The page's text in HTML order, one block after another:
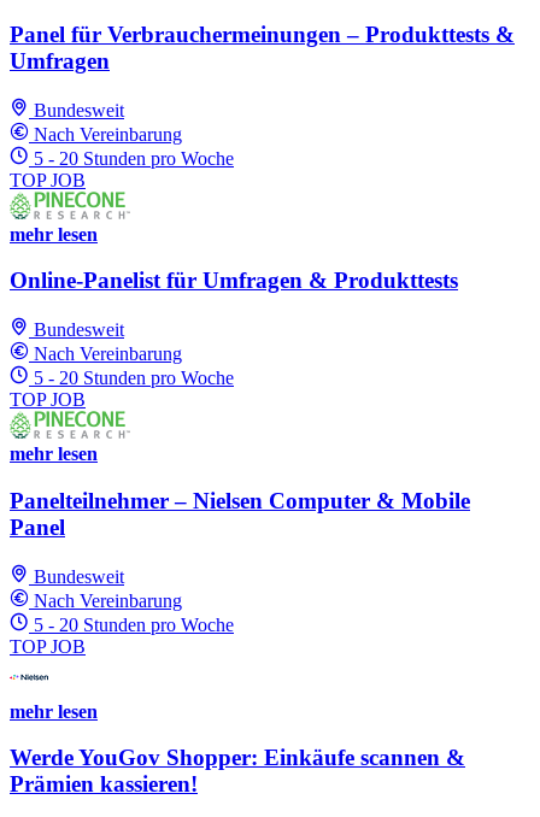
Panel für Verbrauchermeinungen – Produkttests &
Umfragen
Bundesweit
Nach Vereinbarung
5 - 20 Stunden pro Woche
TOP JOB
mehr lesen
Online-Panelist für Umfragen & Produkttests
Bundesweit
Nach Vereinbarung
5 - 20 Stunden pro Woche
TOP JOB
mehr lesen
Panelteilnehmer – Nielsen Computer & Mobile
Panel
Bundesweit
Nach Vereinbarung
5 - 20 Stunden pro Woche
TOP JOB
mehr lesen
Werde YouGov Shopper: Einkäufe scannen &
Prämien kassieren!